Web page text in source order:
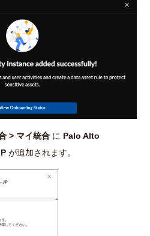
> マイ統合 に Palo Alto
が追加されます。